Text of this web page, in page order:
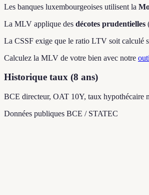
Les banques luxembourgeoises utilisent la
La MLV applique des décotes prudentielles
La CSSF exige que le ratio LTV soit calculé
Calculez la MLV de votre bien avec notre
Historique taux (8 ans)
BCE directeur, OAT 10Y, taux
Données publiques BCE / STATEC